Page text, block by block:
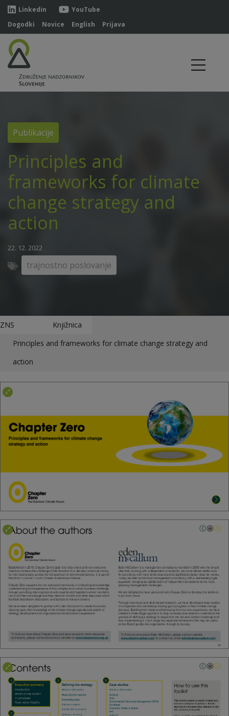
Linkedin
YouTube
Dogodki
Novice English Prijava
Publikacije
Principles and
frameworks for climate
change strategy and
action
22. 12. 2022
trajnostno poslovanje
ZNS
Knjižnica
Principles and frameworks for climate change strategy and
action